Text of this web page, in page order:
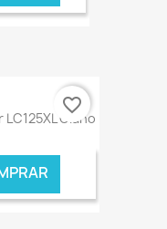
€ ONLINE
Ciano
favorite_border